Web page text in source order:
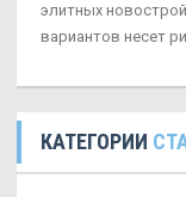
элитных
вариантов несет
КАТЕГОРИИ